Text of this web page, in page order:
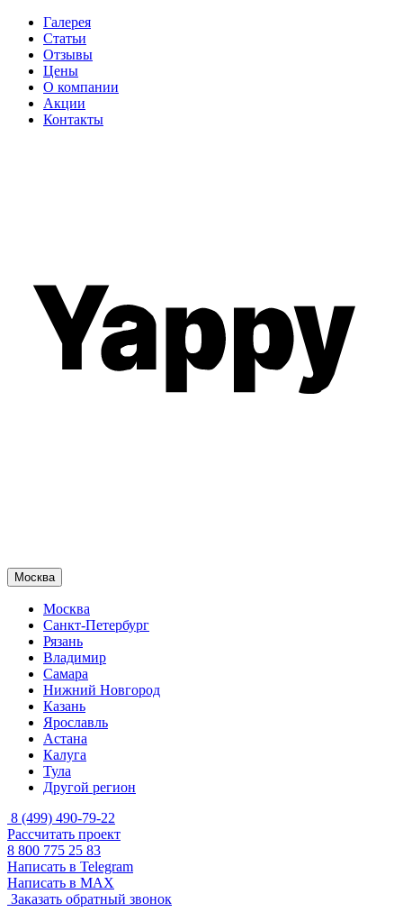
Галерея
Статьи
Отзывы
Цены
О компании
Акции
Контакты
Москва
Москва
Санкт-Петербург
Рязань
Владимир
Самара
Нижний Новгород
Казань
Ярославль
Астана
Калуга
Тула
Другой регион
8 (499) 490-79-22
Рассчитать проект
8 800 775 25 83
Написать в Telegram
Написать в MAX
Заказать обратный звонок